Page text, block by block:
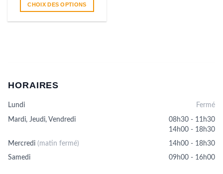
CHOIX DES OPTIONS
peuvent
sur
du
HORAIRES
Lundi Fermé
Mardi, Jeudi, Vendredi
08h30 - 11h30
14h00 - 18h30
Mercredi (matin fermé)
14h00 - 18h30
Samedi
09h00 - 16h00